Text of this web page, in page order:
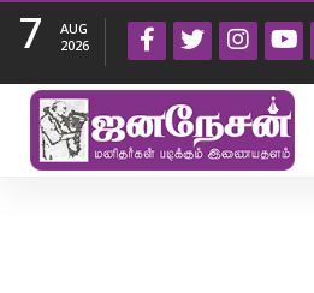
7
AUG
2026